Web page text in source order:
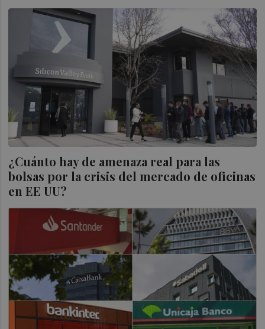
¿Cuánto hay de amenaza real para las
bolsas por la crisis del mercado de oficinas
en EE UU?